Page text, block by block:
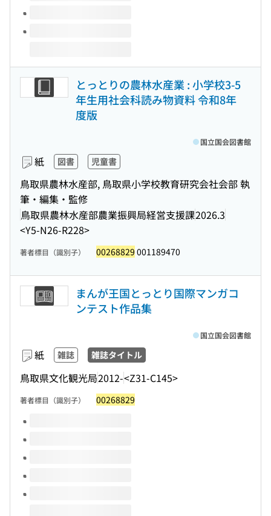
とっとりの農林水産業 : 小学校3-5
年生用社会科読み物資料 令和8年
度版
紙 図書 児童書
鳥取県農林水産部, 鳥取県小学校教育研究会社会部 執
筆・編集・監修
鳥取県農林水産部農業振興局経営支援課2026.3
<Y5-N26-R228>
国立国会図書館
著者標目（識別子） 00268829 001189470
まんが王国とっとり国際マンガコ
ンテスト作品集
紙 雑誌 雑誌タイトル
鳥取県文化観光局2012-<Z31-C145>
国立国会図書館
著者標目（識別子） 00268829
このタイトルの巻号